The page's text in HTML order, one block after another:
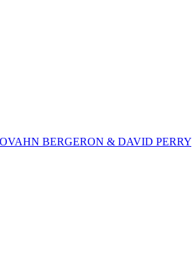
BERGERON & DAVID PERRY